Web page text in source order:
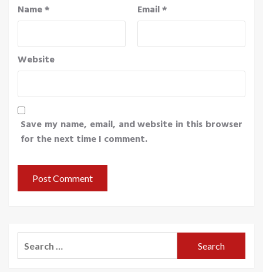
Name* Email*
Website
Save my name, email, and website in this browser
for the next time I comment.
Search
for: